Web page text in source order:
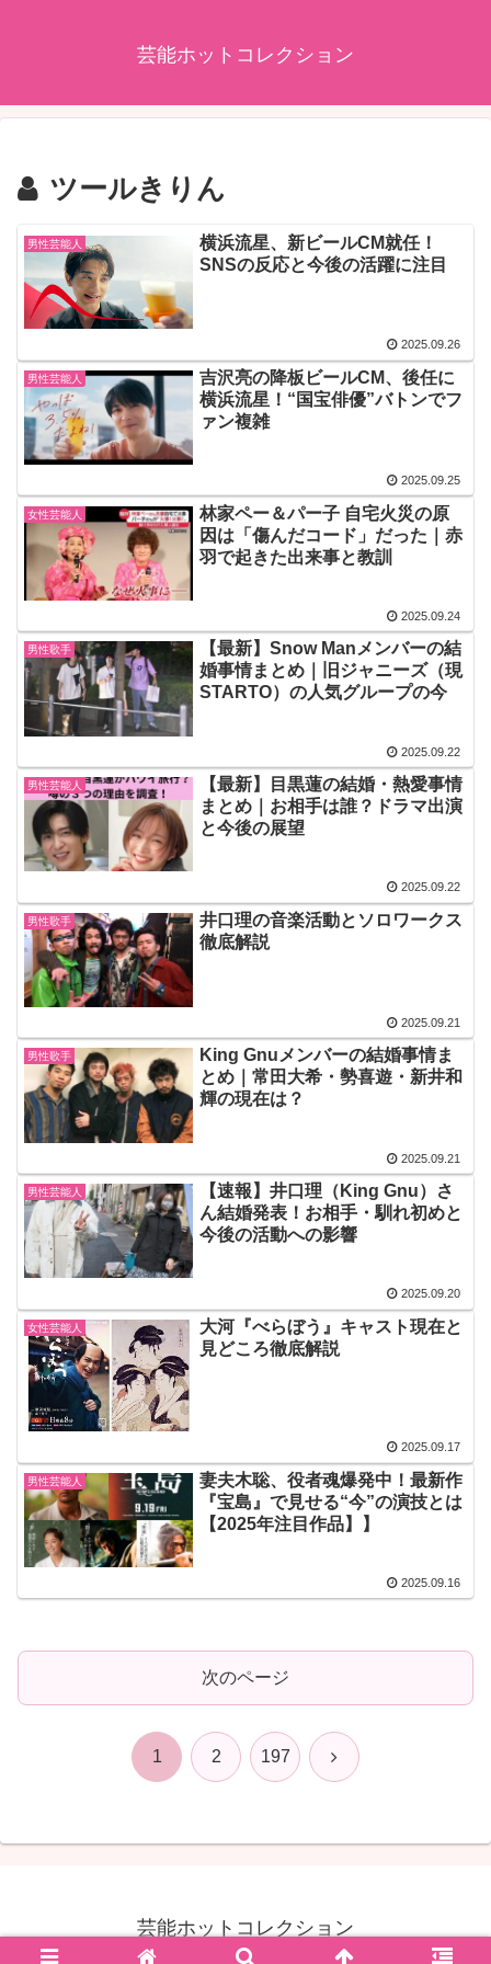
芸能ホットコレクション
ツールきりん
男性芸能人
横浜流星、新ビールCM就任！
SNSの反応と今後の活躍に注目
2025.09.26
男性芸能人
吉沢亮の降板ビールCM、後任に
横浜流星！“国宝俳優”バトンでフ
ァン複雑
2025.09.25
女性芸能人
林家ペー＆パー子 自宅火災の原
因は「傷んだコード」だった｜赤
羽で起きた出来事と教訓
2025.09.24
男性歌手
【最新】Snow Manメンバーの結
婚事情まとめ｜旧ジャニーズ（現
STARTO）の人気グループの今
2025.09.22
男性芸能人
【最新】目黒蓮の結婚・熱愛事情
まとめ｜お相手は誰？ドラマ出演
と今後の展望
2025.09.22
男性歌手
井口理の音楽活動とソロワークス
徹底解説
2025.09.21
男性歌手
King Gnuメンバーの結婚事情ま
とめ｜常田大希・勢喜遊・新井和
輝の現在は？
2025.09.21
男性芸能人
【速報】井口理（King Gnu）さ
ん結婚発表！お相手・馴れ初めと
今後の活動への影響
2025.09.20
女性芸能人
大河『べらぼう』キャスト現在と
見どころ徹底解説
2025.09.17
男性芸能人
妻夫木聡、役者魂爆発中！最新作
『宝島』で見せる“今”の演技とは
【2025年注目作品】】
2025.09.16
次のページ
1 2 197 次
芸能ホットコレクション
© 2023 芸能ホットコレクション.